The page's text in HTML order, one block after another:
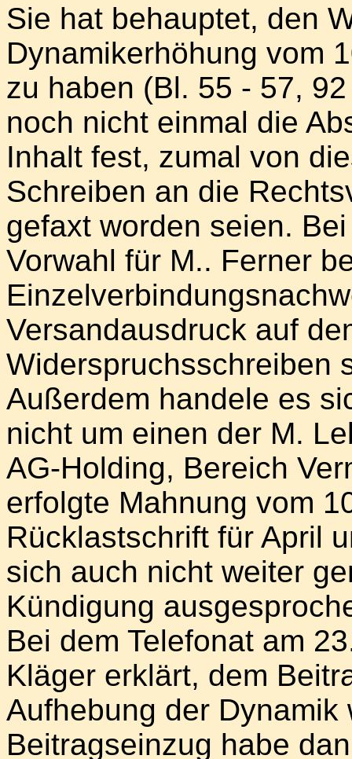
Sie hat behauptet, den
Dynamikerhöhung vom
zu haben (Bl. 55 - 57,
noch nicht einmal die
Inhalt fest, zumal von
Schreiben an die
gefaxt worden seien.
Vorwahl für M.. Ferner
Versandausdruck auf
Widerspruchsschreiben
Außerdem handele es
nicht um einen der M.
AG-Holding, Bereich
erfolgte Mahnung vom
Rücklastschrift für April
sich auch nicht weiter
Kündigung
Bei dem Telefonat am
Kläger erklärt, dem
Aufhebung der
Beitragseinzug habe